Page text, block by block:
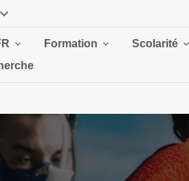
Formation Scolarité